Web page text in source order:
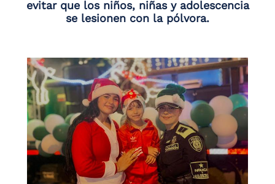
evitar que los niños, niñas y adolescencia
se lesionen con la pólvora.